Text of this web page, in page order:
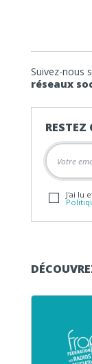
Suivez-nous
réseaux
RESTEZ
J'ai lu